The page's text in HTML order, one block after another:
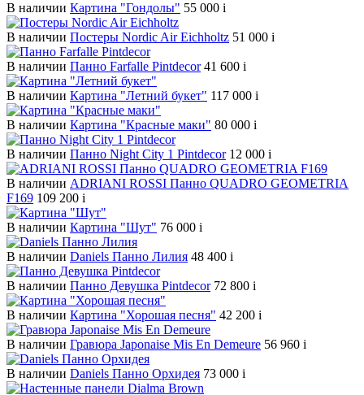
В наличии Картина "Гондолы" 55 000 i
В наличии Постеры Nordic Air Eichholtz 51 000 i
В наличии Панно Farfalle Pintdecor 41 600 i
В наличии Картина "Летний букет" 117 000 i
В наличии Картина "Красные маки" 80 000 i
В наличии Панно Night City 1 Pintdecor 12 000 i
В наличии ADRIANI ROSSI Панно QUADRO GEOMETRIA
F169 109 200 i
В наличии Картина "Шут" 76 000 i
В наличии Daniels Панно Лилия 48 400 i
В наличии Панно Девушка Pintdecor 72 800 i
В наличии Картина "Хорошая песня" 42 200 i
В наличии Гравюра Japonaise Mis En Demeure 56 960 i
В наличии Daniels Панно Орхидея 73 000 i